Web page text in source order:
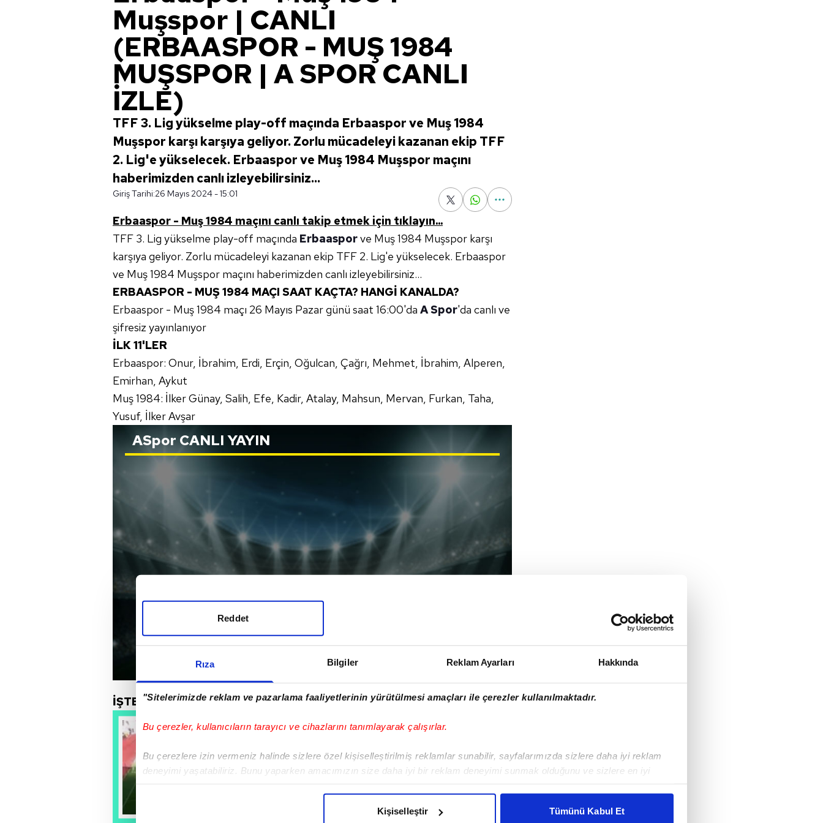
Rıza Bilgiler Reklam Ayarları Hakkında
"Sitelerimizde reklam ve pazarlama faaliyetlerinin yürütülmesi amaçları ile çerezler kullanılmaktadır.
Bu çerezler, kullanıcıların tarayıcı ve cihazlarını tanımlayarak çalışırlar.
Bu çerezlere izin vermeniz halinde sizlere özel kişiselleştirilmiş reklamlar sunabilir, sayfalarımızda sizlere daha iyi reklam
deneyimi yaşatabiliriz. Bunu yaparken amacımızın size daha iyi bir reklam deneyimi sunmak olduğunu ve sizlere en iyi
Reddet
Kişiselleştir Tümünü Kabul Et
Muşspor | CANLI
(ERBAASPOR - MUŞ 1984
MUŞSPOR | A SPOR CANLI
İZLE)
TFF 3. Lig yükselme play-off maçında Erbaaspor ve Muş 1984
Muşspor karşı karşıya geliyor. Zorlu mücadeleyi kazanan ekip TFF
2. Lig'e yükselecek. Erbaaspor ve Muş 1984 Muşspor maçını
haberimizden canlı izleyebilirsiniz...
Giriş Tarihi:26 Mayıs 2024 - 15:01
Erbaaspor - Muş 1984 maçını canlı takip etmek için tıklayın...
TFF 3. Lig yükselme play-off maçında Erbaasporve Muş 1984 Muşspor karşı
karşıya geliyor. Zorlu mücadeleyi kazanan ekip TFF 2. Lig'e yükselecek. Erbaaspor
ve Muş 1984 Muşspor maçını haberimizden canlı izleyebilirsiniz...
ERBAASPOR - MUŞ 1984 MAÇI SAAT KAÇTA? HANGİ KANALDA?
Erbaaspor - Muş 1984 maçı 26 Mayıs Pazar günü saat 16:00'da A Spor'da canlı ve
şifresiz yayınlanıyor
İLK 11'LER
Erbaaspor: Onur, İbrahim, Erdi, Erçin, Oğulcan, Çağrı, Mehmet, İbrahim, Alperen,
Emirhan, Aykut
Muş 1984: İlker Günay, Salih, Efe, Kadir, Atalay, Mahsun, Mervan, Furkan, Taha,
Yusuf, İlker Avşar
ASporCANLI YAYIN
İŞTE MAÇIN GOLÜ:
GOL | Erbaaspor 0-1 Muş
1984 Muşspor